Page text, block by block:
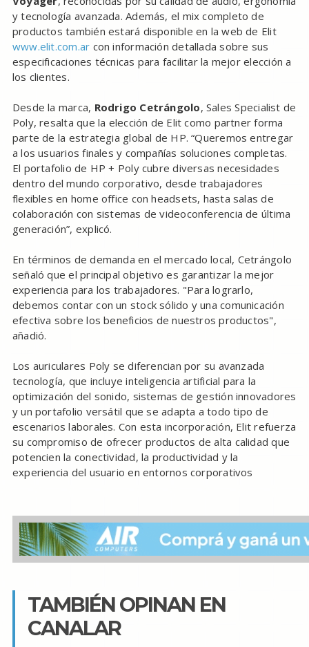
y tecnología avanzada. Además, el mix completo de
productos también estará disponible en la web de Elit
www.elit.com.ar con información detallada sobre sus
especificaciones técnicas para facilitar la mejor elección a
los clientes.
Desde la marca, Rodrigo Cetrángolo, Sales Specialist de
Poly, resalta que la elección de Elit como partner forma
parte de la estrategia global de HP. “Queremos entregar
a los usuarios finales y compañías soluciones completas.
El portafolio de HP + Poly cubre diversas necesidades
dentro del mundo corporativo, desde trabajadores
flexibles en home office con headsets, hasta salas de
colaboración con sistemas de videoconferencia de última
generación”, explicó.
En términos de demanda en el mercado local, Cetrángolo
señaló que el principal objetivo es garantizar la mejor
experiencia para los trabajadores. "Para lograrlo,
debemos contar con un stock sólido y una comunicación
efectiva sobre los beneficios de nuestros productos",
añadió.
Los auriculares Poly se diferencian por su avanzada
tecnología, que incluye inteligencia artificial para la
optimización del sonido, sistemas de gestión innovadores
y un portafolio versátil que se adapta a todo tipo de
escenarios laborales. Con esta incorporación, Elit refuerza
su compromiso de ofrecer productos de alta calidad que
potencien la conectividad, la productividad y la
experiencia del usuario en entornos corporativos
TAMBIÉN OPINAN EN
CANALAR